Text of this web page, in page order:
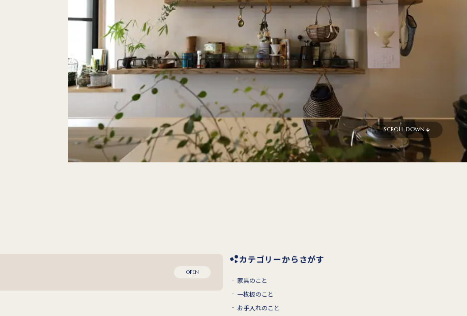
SCROLL DOWN
OPEN
カテゴリーからさがす
家具のこと
一枚板のこと
お手入れのこと